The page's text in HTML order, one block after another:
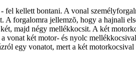
kellett bontani. A vonal
forgalomra jellemzõ, hogy a hajnali
majd négy mellékkocsit. A két
vonat két motor- és nyolc
egy vonatot, mert a két